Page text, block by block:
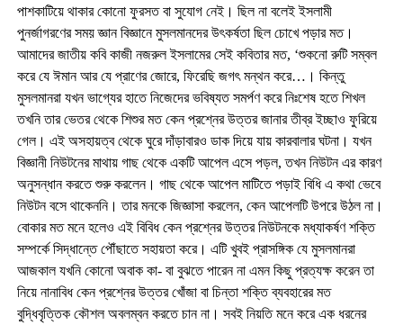
পাশকাটিয়ে থাকার কোনো ফুরসত বা সুযোগ নেই। ছিল না বলেই ইসলামী
পুনর্জাগরণের সময় জ্ঞান বিজ্ঞানে মুসলমানদের উৎকর্ষতা ছিল চোখে পড়ার মত।
আমাদের জাতীয় কবি কাজী নজরুল ইসলামের সেই কবিতার মত, ‘শুকনো রুটি সম্বল
করে যে ঈমান আর যে প্রাণের জোরে, ফিরেছি জগৎ মন্থন করে…। কিন্তু
মুসলমানরা যখন ভাগ্যের হাতে নিজেদের ভবিষ্যত সমর্পণ করে নিঃশেষ হতে শিখল
তখনি তার ভেতর থেকে শিশুর মত কেন প্রশ্নের উত্তর জানার তীব্র ইচ্ছাও ফুরিয়ে
গেল। এই অসহায়ত্ব থেকে ঘুরে দাঁড়াবারও ডাক দিয়ে যায় কারবালার ঘটনা। যখন
বিজ্ঞানী নিউটনের মাথায় গাছ থেকে একটি আপেল এসে পড়ল, তখন নিউটন এর কারণ
অনুসন্ধান করতে শুরু করলেন। গাছ থেকে আপেল মাটিতে পড়াই বিধি এ কথা ভেবে
নিউটন বসে থাকেননি। তার মনকে জিজ্ঞাসা করলেন, কেন আপেলটি উপরে উঠল না।
বোকার মত মনে হলেও এই বিবিধ কেন প্রশ্নের উত্তর নিউটনকে মধ্যাকর্ষণ শক্তি
সম্পর্কে সিদ্ধান্তে পৌঁছাতে সহায়তা করে। এটি খুবই প্রাসঙ্গিক যে মুসলমানরা
আজকাল যখনি কোনো অবাক কা- বা বুঝতে পারেন না এমন কিছু প্রত্যক্ষ করেন তা
নিয়ে নানাবিধ কেন প্রশ্নের উত্তর খোঁজা বা চিন্তা শক্তি ব্যবহারের মত
বুদ্ধিবৃত্তিক কৌশল অবলম্বন করতে চান না। সবই নিয়তি মনে করে এক ধরনের